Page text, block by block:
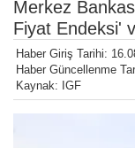
Merkez
Fiyat Endeksi'
Haber Giriş Tarihi:
Haber Güncellenme
Kaynak: IGF